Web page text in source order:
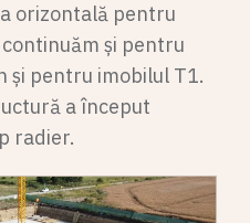
orizontală pentru
și pentru
și pentru imobilul T1.
a început
radier.